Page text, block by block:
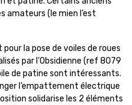
amateurs (le mien l’est
la pose de voiles de roues
par l’Obsidienne (ref 8079
de patine sont intéressants.
l’empattement électrique
solidarise les 2 éléments